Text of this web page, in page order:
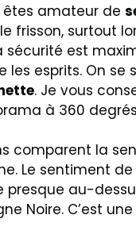
êtes amateur de
frisson, surtout
sécurité est
les esprits. On
. Je vous
à 360
comparent la
Le sentiment
presque au-
Noire. C’est